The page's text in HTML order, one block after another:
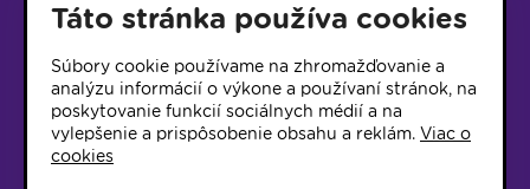
LUMEN KLUB
LUMEN KLUB PRIHLÁŠKA
© 2017 Rádio Lumen, Všetky práva vyhradené
Táto stránka používa cookies
Súbory cookie používame na zhromažďovanie a
analýzu informácií o výkone a používaní stránok, na
poskytovanie funkcií sociálnych médií a na
vylepšenie a prispôsobenie obsahu a reklám. Viac o
cookies